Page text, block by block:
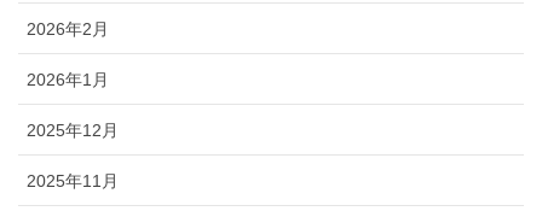
2026年2月
2026年1月
2025年12月
2025年11月